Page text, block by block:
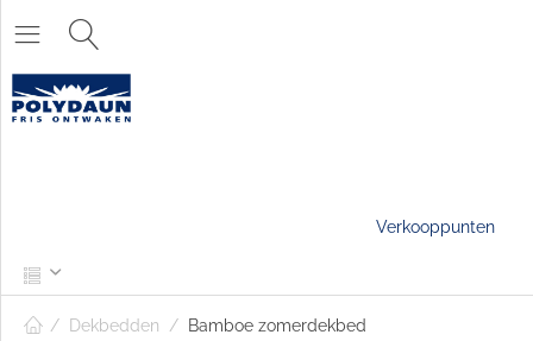
Verkooppunten
/ Dekbedden / Bamboe zomerdekbed